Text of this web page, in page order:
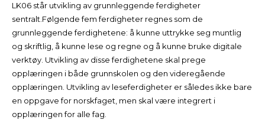
LK06 står utvikling av grunnleggende ferdigheter
sentralt.Følgende fem ferdigheter regnes som de
grunnleggende ferdighetene: å kunne uttrykke seg muntlig
og skriftlig, å kunne lese og regne og å kunne bruke digitale
verktøy. Utvikling av disse ferdighetene skal prege
opplæringen i både grunnskolen og den videregående
opplæringen. Utvikling av leseferdigheter er således ikke bare
en oppgave for norskfaget, men skal være integrert i
opplæringen for alle fag.